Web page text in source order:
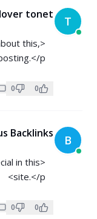
T
tonet
this,
p>
0
0
B
Backlinks
in this
site.</p>
0
0